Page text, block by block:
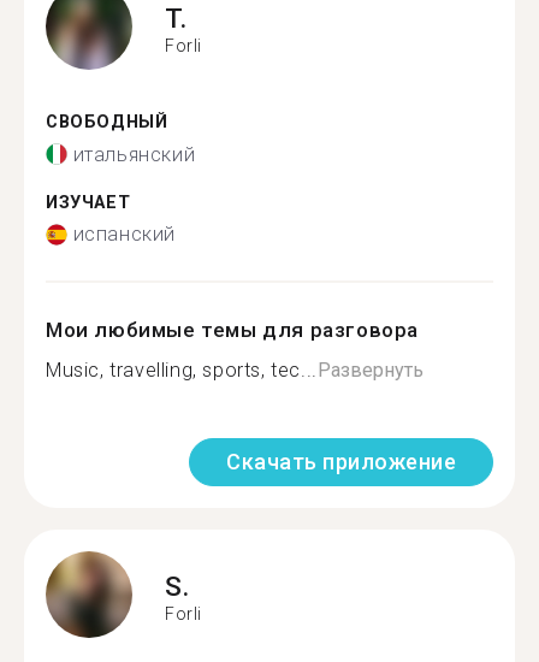
T.
Forli
СВОБОДНЫЙ
итальянский
ИЗУЧАЕТ
испанский
Мои любимые темы для разговора
Music, travelling, sports, tec...Развернуть
Скачать приложение
S.
Forli